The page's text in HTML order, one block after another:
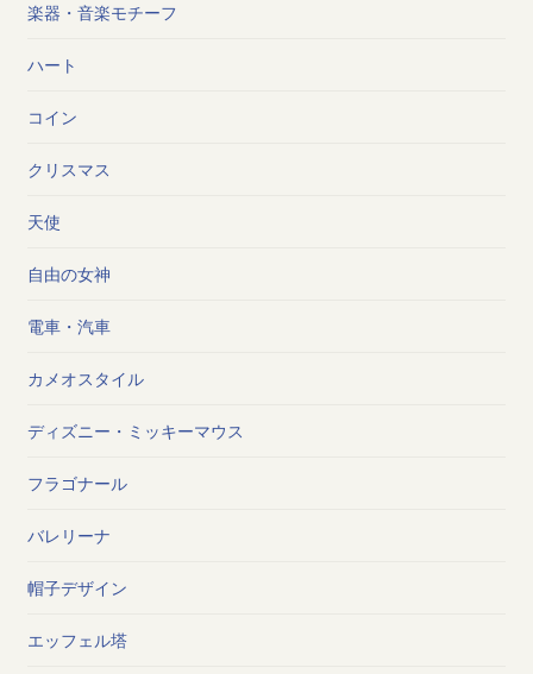
楽器・音楽モチーフ
ハート
コイン
クリスマス
天使
自由の女神
電車・汽車
カメオスタイル
ディズニー・ミッキーマウス
フラゴナール
バレリーナ
帽子デザイン
エッフェル塔